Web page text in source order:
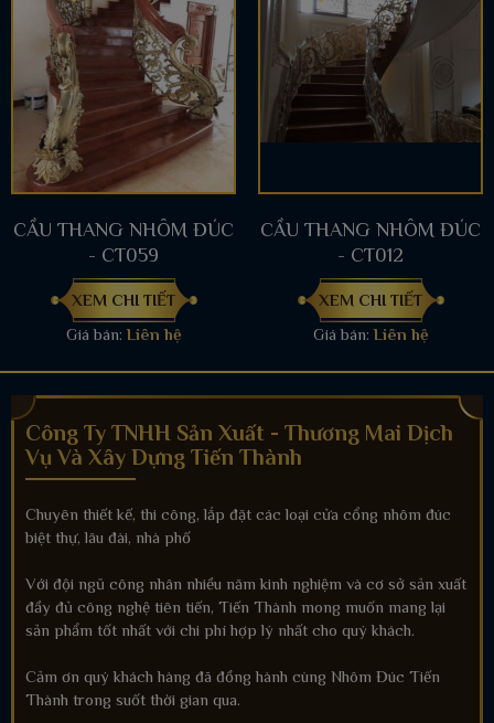
CẦU THANG NHÔM ĐÚC
- CT059
XEM CHI TIẾT
Giá bán: Liên hệ
CẦU THANG NHÔM ĐÚC
- CT012
XEM CHI TIẾT
Giá bán: Liên hệ
Công Ty TNHH Sản Xuất - Thương Mai Dịch
Vụ Và Xây Dựng Tiến Thành
Chuyên thiết kế, thi công, lắp đặt các loại cửa cổng nhôm đúc
biệt thự, lâu đài, nhà phố
Với đội ngũ công nhân nhiều năm kinh nghiệm và cơ sở sản xuất
đầy đủ công nghệ tiên tiến, Tiến Thành mong muốn mang lại
sản phẩm tốt nhất với chi phí hợp lý nhất cho quý khách.
Cảm ơn quý khách hàng đã đồng hành cùng Nhôm Đúc Tiến
Thành trong suốt thời gian qua.